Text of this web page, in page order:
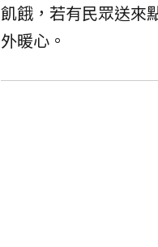
飢餓，若有民眾送來
外暖心。